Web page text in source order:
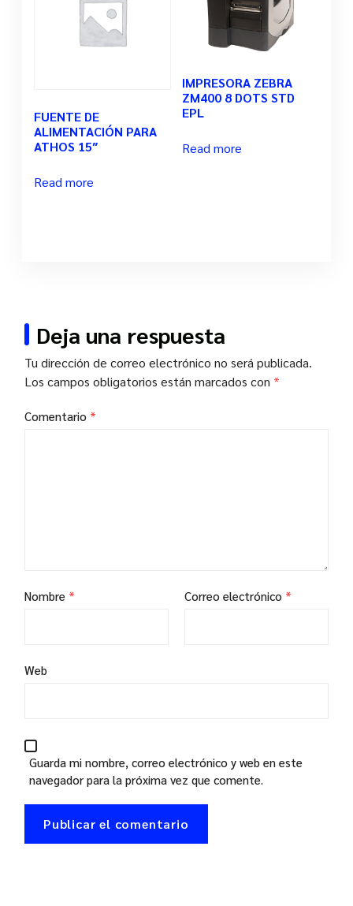
FUENTE DE
ALIMENTACIÓN PARA
ATHOS 15″
Read more
IMPRESORA ZEBRA
ZM400 8 DOTS STD
EPL
Read more
Deja una respuesta
Tu dirección de correo electrónico no será publicada.
Los campos obligatorios están marcados con *
Comentario *
Nombre * Correo electrónico *
Web
Guarda mi nombre, correo electrónico y web en este
navegador para la próxima vez que comente.